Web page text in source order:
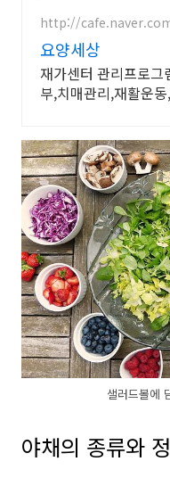
http://
요양세상
재가센터 관리프로
부,치매관리,재활운
샐러드볼에
야채의 종류와